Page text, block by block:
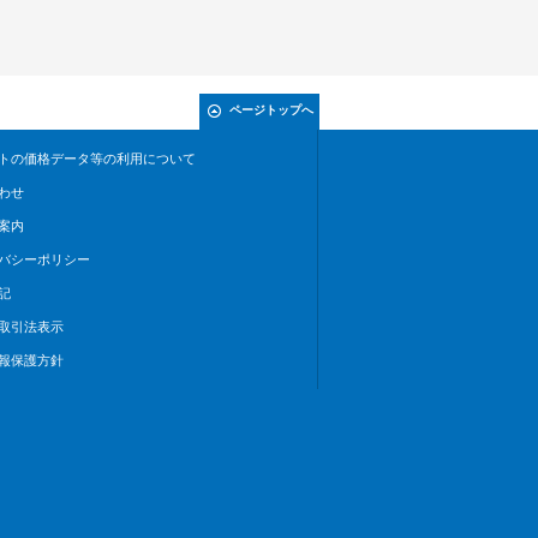
ページトップへ
の価格データ等の利用について
せ
内
シーポリシー
引法表示
保護方針